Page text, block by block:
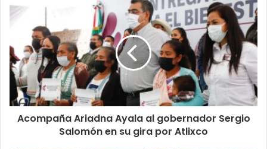
Acompaña Ariadna Ayala al gobernador Sergio
Salomón en su gira por Atlixco